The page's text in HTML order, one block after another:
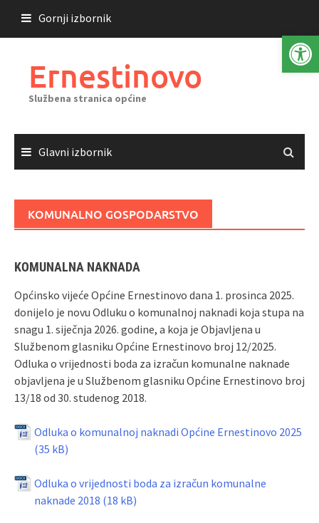
sadržaja
Gornji izbornik
Ernestinovo
Službena stranica općine
Glavni izbornik
KOMUNALNO GOSPODARSTVO
KOMUNALNA NAKNADA
Općinsko vijeće Općine Ernestinovo dana 1. prosinca 2025.
donijelo je novu Odluku o komunalnoj naknadi koja stupa na
snagu 1. siječnja 2026. godine, a koja je Objavljena u
Službenom glasniku Općine Ernestinovo broj 12/2025.
Odluka o vrijednosti boda za izračun komunalne naknade
objavljena je u Službenom glasniku Općine Ernestinovo broj
13/18 od 30. studenog 2018.
Odluka o komunalnoj naknadi Općine Ernestinovo 2025
Odluka o vrijednosti boda za izračun komunalne
naknade 2018